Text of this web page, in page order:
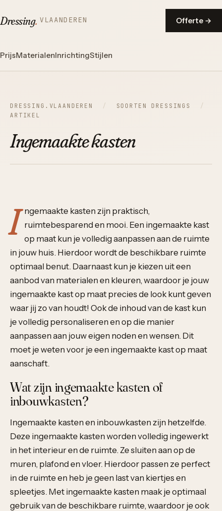
Dressing. VLAANDEREN
PrijsMaterialenInrichtingStijlen
Offerte →
DRESSING.VLAANDEREN / SOORTEN DRESSINGS
/
ARTIKEL
Ingemaakte kasten
I ngemaakte kasten zijn praktisch,
ruimtebesparend en mooi. Een ingemaakte kast
op maat kun je volledig aanpassen aan de ruimte
in jouw huis. Hierdoor wordt de beschikbare ruimte
optimaal benut. Daarnaast kun je kiezen uit een
aanbod van materialen en kleuren, waardoor je jouw
ingemaakte kast op maat precies de look kunt geven
waar jij zo van houdt! Ook de inhoud van de kast kun
je volledig personaliseren en op die manier
aanpassen aan jouw eigen noden en wensen. Dit
moet je weten voor je een ingemaakte kast op maat
aanschaft.
Wat zijn ingemaakte kasten of
inbouwkasten?
Ingemaakte kasten en inbouwkasten zijn hetzelfde.
Deze ingemaakte kasten worden volledig ingewerkt
in het interieur en de ruimte. Ze sluiten aan op de
muren, plafond en vloer. Hierdoor passen ze perfect
in de ruimte en heb je geen last van kiertjes en
spleetjes. Met ingemaakte kasten maak je optimaal
gebruik van de beschikbare ruimte, waardoor je ook